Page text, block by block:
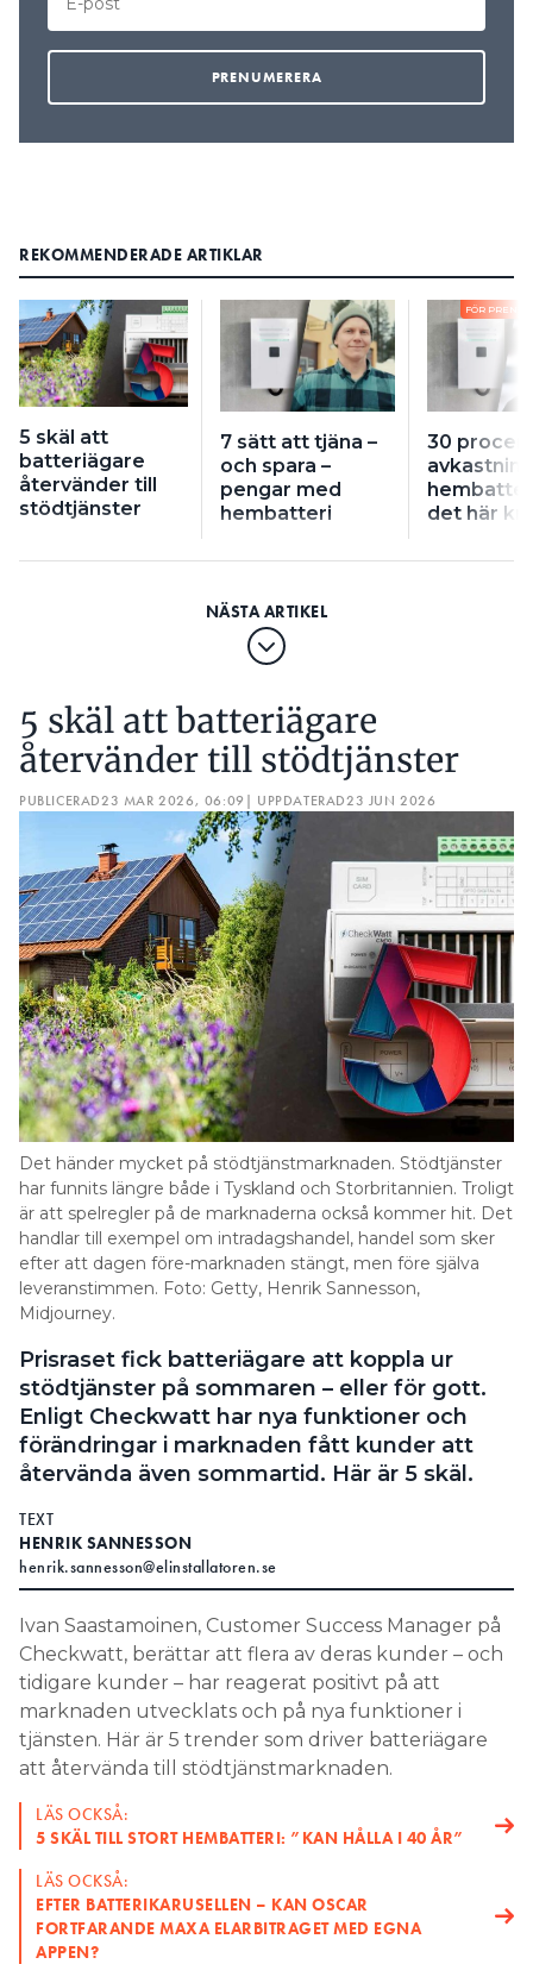
REKOMMENDERADE ARTIKLAR
5 skäl att
batteriägare
återvänder till
stödtjänster
7 sätt att tjäna –
och spara –
pengar med
hembatteri
FÖR
30
det här
5 skäl att batteriägare
återvänder till stödtjänster
PUBLICERAD23 MAR 2026, 06:09 | UPPDATERAD23 JUN 2026
Det händer mycket på stödtjänstmarknaden. Stödtjänster
har funnits längre både i Tyskland och Storbritannien. Troligt
är att spelregler på de marknaderna också kommer hit. Det
handlar till exempel om intradagshandel, handel som sker
efter att dagen före-marknaden stängt, men före själva
leveranstimmen. Foto: Getty, Henrik Sannesson,
Midjourney.
Prisraset fick batteriägare att koppla ur
stödtjänster på sommaren – eller för gott.
Enligt Checkwatt har nya funktioner och
förändringar i marknaden fått kunder att
återvända även sommartid. Här är 5 skäl.
TEXT
HENRIK SANNESSON
henrik.sannesson@elinstallatoren.se
Ivan Saastamoinen, Customer Success Manager på
Checkwatt, berättar att flera av deras kunder – och
tidigare kunder – har reagerat positivt på att
marknaden utvecklats och på nya funktioner i
tjänsten. Här är 5 trender som driver batteriägare
att återvända till stödtjänstmarknaden.
LÄS OCKSÅ:
5 SKÄL TILL STORT HEMBATTERI: ”KAN HÅLLA I 40 ÅR”
LÄS OCKSÅ:
EFTER BATTERIKARUSELLEN – KAN OSCAR
FORTFARANDE MAXA ELARBITRAGET MED EGNA
APPEN?